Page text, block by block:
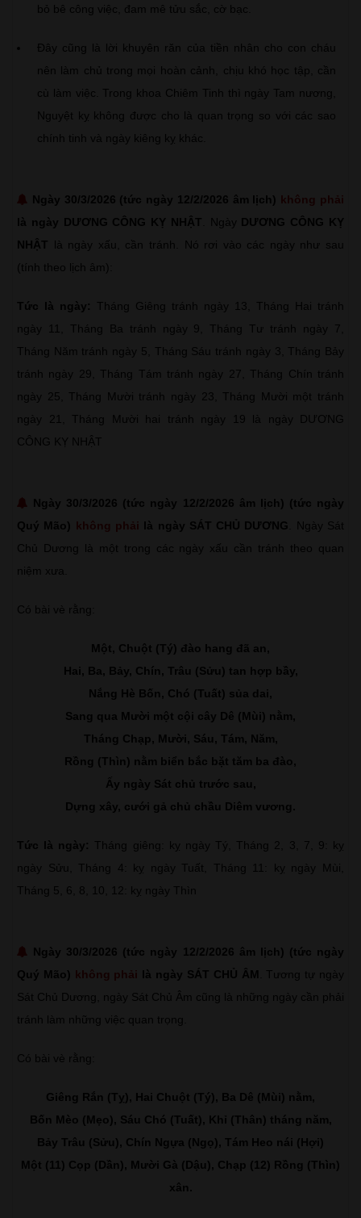
bỏ bê công việc, đam mê tửu sắc, cờ bạc.
Đây cũng là lời khuyên răn của tiền nhân cho con cháu
nên làm chủ trong mọi hoàn cảnh, chịu khó học tập, cần
cù làm việc. Trong khoa Chiêm Tinh thì ngày Tam nương,
Nguyệt kỵ không được cho là quan trọng so với các sao
chính tinh và ngày kiêng kỵ khác.
Ngày 30/3/2026 (tức ngày 12/2/2026 âm lịch) không phải
là ngày DƯƠNG CÔNG KỴ NHẬT . Ngày DƯƠNG CÔNG KỴ
NHẬT là ngày xấu, cần tránh. Nó rơi vào các ngày như sau
(tính theo lịch âm):
Tức là ngày: Tháng Giêng tránh ngày 13, Tháng Hai tránh
ngày 11, Tháng Ba tránh ngày 9, Tháng Tư tránh ngày 7,
Tháng Năm tránh ngày 5, Tháng Sáu tránh ngày 3, Tháng Bảy
tránh ngày 29, Tháng Tám tránh ngày 27, Tháng Chín tránh
ngày 25, Tháng Mười tránh ngày 23, Tháng Mười một tránh
ngày 21, Tháng Mười hai tránh ngày 19 là ngày DƯƠNG
CÔNG KỴ NHẬT
Ngày 30/3/2026 (tức ngày 12/2/2026 âm lịch) (tức ngày
Quý Mão) không phải là ngày SÁT CHỦ DƯƠNG . Ngày Sát
Chủ Dương là một trong các ngày xấu cần tránh theo quan
niệm xưa.
Có bài vè rằng:
Một, Chuột (Tý) đào hang đã an,
Hai, Ba, Bảy, Chín, Trâu (Sửu) tan hợp bầy,
Nắng Hè Bốn, Chó (Tuất) sủa dai,
Sang qua Mười một cội cây Dê (Mùi) nằm,
Tháng Chạp, Mười, Sáu, Tám, Năm,
Rồng (Thìn) nằm biển bắc bặt tăm ba đào,
Ấy ngày Sát chủ trước sau,
Dựng xây, cưới gả chủ chầu Diêm vương.
Tức là ngày: Tháng giêng: kỵ ngày Tý, Tháng 2, 3, 7, 9: kỵ
ngày Sửu, Tháng 4: kỵ ngày Tuất, Tháng 11: kỵ ngày Mùi,
Tháng 5, 6, 8, 10, 12: kỵ ngày Thìn
Ngày 30/3/2026 (tức ngày 12/2/2026 âm lịch) (tức ngày
Quý Mão) không phải là ngày SÁT CHỦ ÂM . Tương tự ngày
Sát Chủ Dương, ngày Sát Chủ Âm cũng là những ngày cần phải
tránh làm những việc quan trọng.
Có bài vè rằng:
Giêng Rắn (Tỵ), Hai Chuột (Tý), Ba Dê (Mùi) nằm,
Bốn Mèo (Mẹo), Sáu Chó (Tuất), Khỉ (Thân) tháng năm,
Bảy Trâu (Sửu), Chín Ngựa (Ngọ), Tám Heo nái (Hợi)
Một (11) Cọp (Dần), Mười Gà (Dậu), Chạp (12) Rồng (Thìn)
xân.